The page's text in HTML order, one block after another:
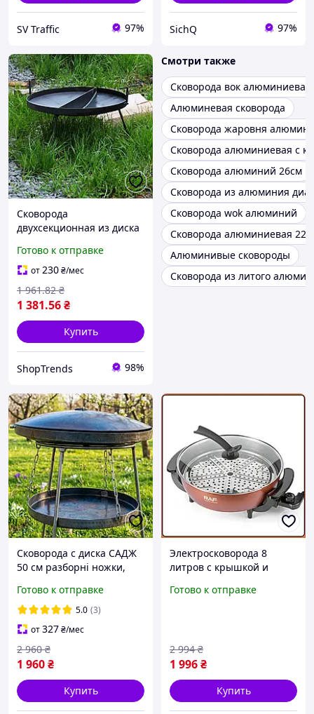
SV Traffic 97% SichQ 97%
Cковорода
двухсекционная из диска
для жарки на костре
Готово к отправке
от230₴/мес
1 381.56₴
1 961.82 ₴
Купить
ShopTrends 98%
Смотри также
Сковорода вок алюминиевая
Алюминевая сковорода
Сковорода жаровня
Сковорода алюминиевая с
Сковорода алюминий 26см
Сковорода из алюминия
Сковорода wok алюминий
Сковорода алюминиевая
Алюминивые сковороды
Сковорода из литого
Сковорода с диска САДЖ
50 см разборні ножки,
мяса на природе,
Сковородка гриль для
костра туристическая
Готово к отправке
5.0 (3)
от327₴/мес
1 960₴
2 960 ₴
Купить
Электросковорода 8
литров с крышкой и
тушения 32 см
Готово к отправке
1 996₴
2 994 ₴
Купить